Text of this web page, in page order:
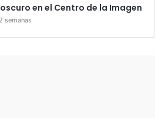
en el Centro de la Imagen
semanas